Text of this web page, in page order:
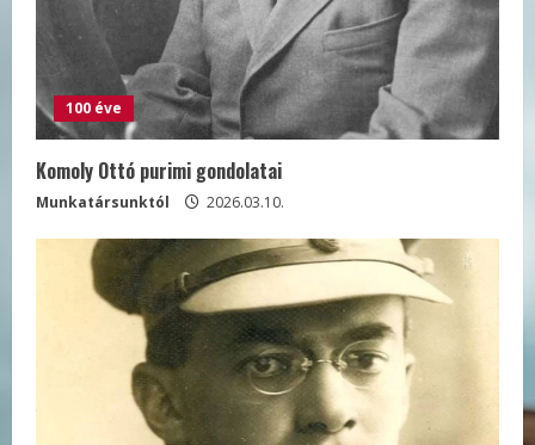
100 éve
Komoly Ottó purimi gondolatai
Munkatársunktól 2026.03.10.